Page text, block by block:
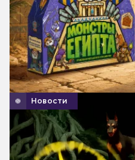
Новости